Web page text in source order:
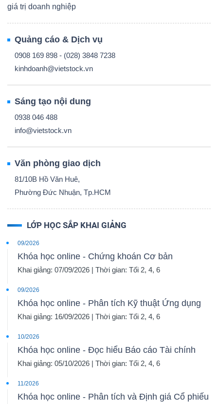
giá trị doanh nghiệp
Quảng cáo & Dịch vụ
0908 169 898 - (028) 3848 7238
kinhdoanh@vietstock.vn
Sáng tạo nội dung
0938 046 488
info@vietstock.vn
Văn phòng giao dịch
81/10B Hồ Văn Huê,
Phường Đức Nhuận, Tp.HCM
LỚP HỌC SẮP KHAI GIẢNG
09/2026
Khóa học online - Chứng khoán Cơ bản
Khai giảng: 07/09/2026 | Thời gian: Tối 2, 4, 6
09/2026
Khóa học online - Phân tích Kỹ thuật Ứng dụng
Khai giảng: 16/09/2026 | Thời gian: Tối 2, 4, 6
10/2026
Khóa học online - Đọc hiểu Báo cáo Tài chính
Khai giảng: 05/10/2026 | Thời gian: Tối 2, 4, 6
11/2026
Khóa học online - Phân tích và Định giá Cổ phiếu